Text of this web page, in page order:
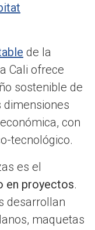
de la
Cali ofrece
sostenible de
dimensiones
con
tecnológico.
es el
en proyectos.
desarrollan
maquetas